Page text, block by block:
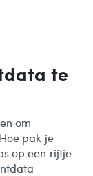
te
om
pak je
op een rijtje